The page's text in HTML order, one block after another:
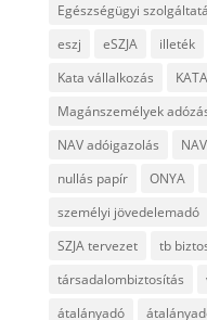
Egészségügyi
eszj
eSZJA illeték
Kata vállalkozás
Magánszemélyek
NAV adóigazolás
nullás papír
ONYA
személyi jövedelemadó
SZJA tervezet
tb
társadalombiztosítás
átalányadó